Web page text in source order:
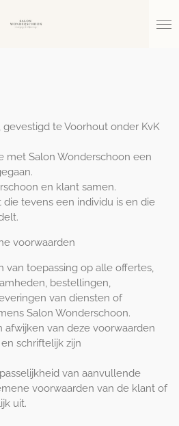
te Voorhout onder KvK
met Salon Wonderschoon een
en klant samen.
tevens een individu is en die
voorwaarden
van toepassing op alle offertes,
bestellingen,
van diensten of
Salon Wonderschoon.
afwijken van deze voorwaarden
schriftelijk zijn
van aanvullende
voorwaarden van de klant of
uit.